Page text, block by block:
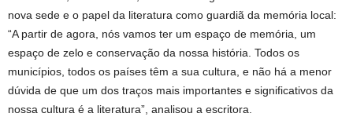
nova sede e o papel da literatura como guardiã da memória local:
“A partir de agora, nós vamos ter um espaço de memória, um
espaço de zelo e conservação da nossa história. Todos os
municípios, todos os países têm a sua cultura, e não há a menor
dúvida de que um dos traços mais importantes e significativos da
nossa cultura é a literatura”, analisou a escritora.